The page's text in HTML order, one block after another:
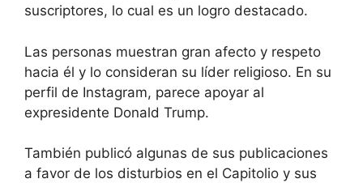
suscriptores, lo cual es un logro destacado.
Las personas muestran gran afecto y respeto
hacia él y lo consideran su líder religioso. En su
perfil de Instagram, parece apoyar al
expresidente Donald Trump.
También publicó algunas de sus publicaciones
a favor de los disturbios en el Capitolio y sus